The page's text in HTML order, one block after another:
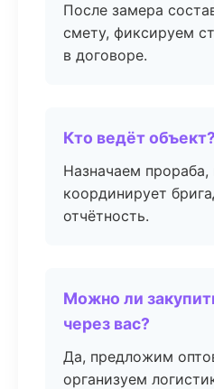
После замера
смету, фиксируем
в договоре.
Кто ведёт объект?
Назначаем
координирует
отчётность.
Можно ли
через вас?
Да, предложим
организуем